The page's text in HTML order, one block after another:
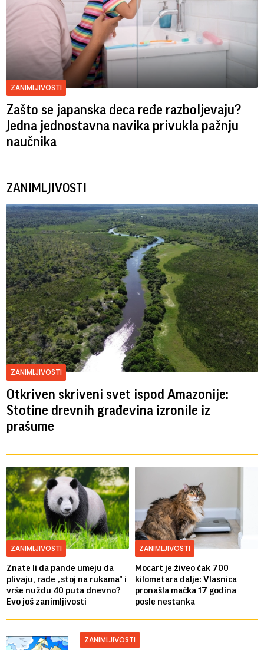
ZANIMLJIVOSTI
Zašto se japanska deca ređe razboljevaju?
Jedna jednostavna navika privukla pažnju
naučnika
ZANIMLJIVOSTI
ZANIMLJIVOSTI
Otkriven skriveni svet ispod Amazonije:
Stotine drevnih građevina izronile iz
prašume
ZANIMLJIVOSTI
Znate li da pande umeju da
plivaju, rade „stoj na rukama” i
vrše nuždu 40 puta dnevno?
Evo još zanimljivosti
ZANIMLJIVOSTI
Mocart je živeo čak 700
kilometara dalje: Vlasnica
pronašla mačka 17 godina
posle nestanka
ZANIMLJIVOSTI